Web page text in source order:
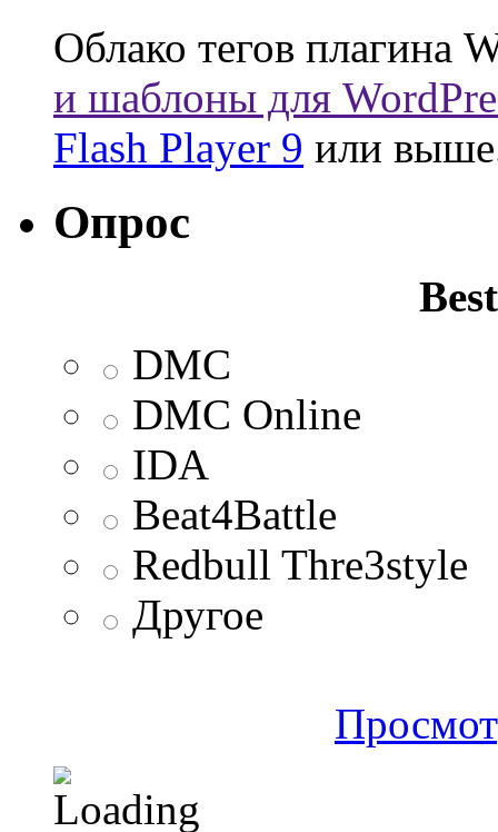
Облако тегов плагина
и шаблоны для
Flash Player 9 или
Опрос
DMC
DMC Online
IDA
Beat4Battle
Redbull Thre3style
Другое